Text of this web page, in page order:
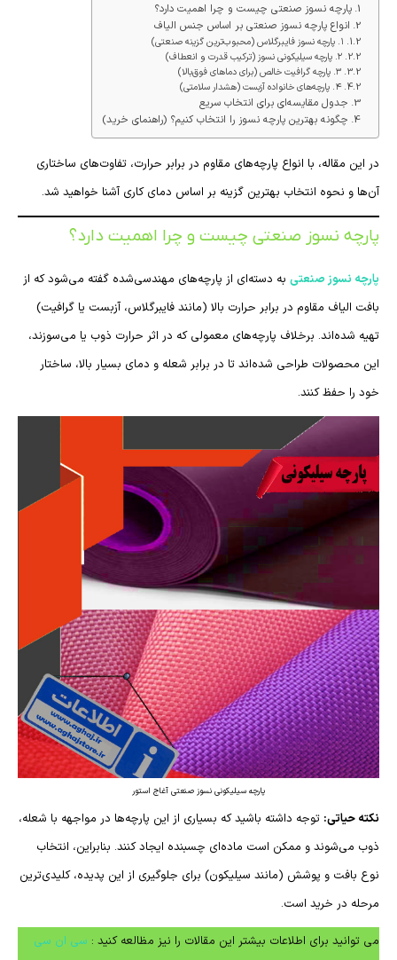
پارچه نسوز صنعتی چیست و چرا اهمیت دارد؟
انواع پارچه نسوز صنعتی بر اساس جنس الیاف
۱. پارچه نسوز فایبرگلاس (محبوب‌ترین گزینه صنعتی)
۲. پارچه سیلیکونی نسوز (ترکیب قدرت و انعطاف)
۳. پارچه گرافیت خالص (برای دماهای فوق‌بالا)
۴. پارچه‌های خانواده آزبست (هشدار سلامتی)
جدول مقایسه‌ای برای انتخاب سریع
چگونه بهترین پارچه نسوز را انتخاب کنیم؟ (راهنمای خرید)
در این مقاله، با انواع پارچه‌های مقاوم در برابر حرارت، تفاوت‌های ساختاری
آن‌ها و نحوه انتخاب بهترین گزینه بر اساس دمای کاری آشنا خواهید شد.
پارچه نسوز صنعتی چیست و چرا اهمیت دارد؟
پارچه نسوز صنعتی به دسته‌ای از پارچه‌های مهندسی‌شده گفته می‌شود که از
بافت الیاف مقاوم در برابر حرارت بالا (مانند فایبرگلاس، آزبست یا گرافیت)
تهیه شده‌اند. برخلاف پارچه‌های معمولی که در اثر حرارت ذوب یا می‌سوزند،
این محصولات طراحی شده‌اند تا در برابر شعله و دمای بسیار بالا، ساختار
خود را حفظ کنند.
پارچه سیلیکونی نسوز صنعتی آغاج استور
نکته حیاتی: توجه داشته باشید که بسیاری از این پارچه‌ها در مواجهه با شعله،
ذوب می‌شوند و ممکن است ماده‌ای چسبنده ایجاد کنند. بنابراین، انتخاب
نوع بافت و پوشش (مانند سیلیکون) برای جلوگیری از این پدیده، کلیدی‌ترین
مرحله در خرید است.
می توانید برای اطلاعات بیشتر این مقالات را نیز مظالعه کنید : سی ان سی